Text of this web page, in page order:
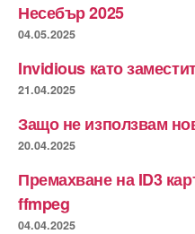
Несебър 2025
04.05.2025
Invidious като
21.04.2025
Защо не използвам
20.04.2025
Премахване на ID3
ffmpeg
04.04.2025